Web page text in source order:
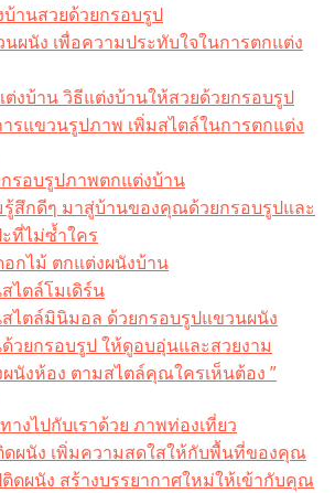
บ้านสวยด้วยกรอบรูป
ผนัง เพื่อความประทับใจในการตกแต่ง
งบ้าน วิธีแต่งบ้านให้สวยด้วยกรอบรูป
รแขวนรูปภาพ เพิ่มสไตล์ในการตกแต่ง
รอบรูปภาพตกแต่งบ้าน
สึกดีๆ มาสู่บ้านของคุณด้วยกรอบรูปและ
ที่ไม่ซ้ำใคร
กไม้ ตกแต่งผนังบ้าน
ไตล์โมเดิร์น
ไตล์มินิมอล ด้วยกรอบรูปแขวนผนัง
วยกรอบรูป ให้ดูอบอุ่นและสวยงาม
นังห้อง ตามสไตล์คุณใครเห็นต้อง ”
างไปกับเราด้วย ภาพท่องเที่ยว
ผนัง เพิ่มความสดใสให้กับพื้นที่ของคุณ
ดผนัง สร้างบรรยากาศใหม่ให้เข้ากับคุณ